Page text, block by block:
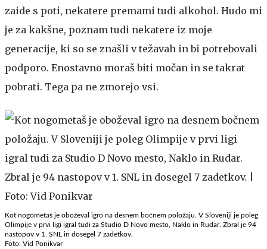
zaide s poti, nekatere premami tudi alkohol. Hudo mi
je za kakšne, poznam tudi nekatere iz moje
generacije, ki so se znašli v težavah in bi potrebovali
podporo. Enostavno moraš biti močan in se takrat
pobrati. Tega pa ne zmorejo vsi.
Kot nogometaš je oboževal igro na desnem bočnem položaju. V Sloveniji je poleg
Olimpije v prvi ligi igral tudi za Studio D Novo mesto, Naklo in Rudar. Zbral je 94
nastopov v 1. SNL in dosegel 7 zadetkov.
Foto: Vid Ponikvar